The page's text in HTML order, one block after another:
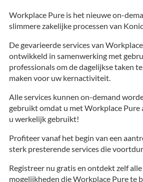
Workplace Pure is het nieuwe on-
slimmere zakelijke processen van
De gevarieerde services van
ontwikkeld in samenwerking met
professionals om de dagelijkse taken
maken voor uw kernactiviteit.
Alle services kunnen on-demand
gebruikt omdat u met Workplace
u werkelijk gebruikt!
Profiteer vanaf het begin van een
sterk presterende services die
Registreer nu gratis en ontdekt zelf
mogelijkheden die Workplace Pure te